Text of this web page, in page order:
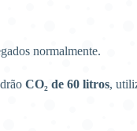
normalmente.
CO₂ de 60 litros,